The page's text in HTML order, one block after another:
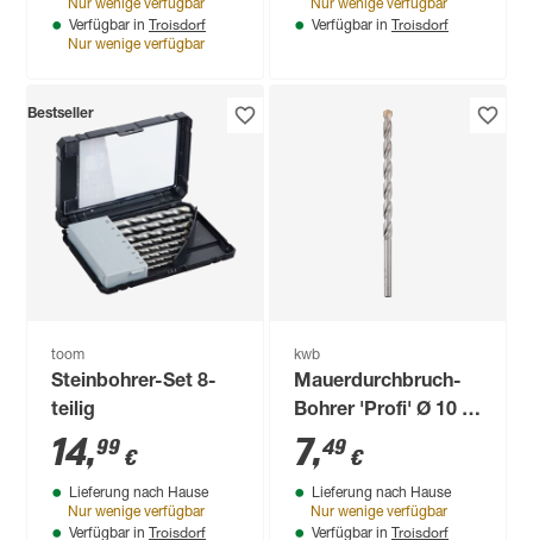
Nur wenige verfügbar
Verfügbar in Troisdorf
Nur wenige verfügbar
Nur wenige verfügbar
Verfügbar in Troisdorf
Bestseller
toom
Steinbohrer-Set 8-
teilig
14,99 €
Lieferung nach Hause
Nur wenige verfügbar
Verfügbar in Troisdorf
kwb
Mauerdurchbruch-
Bohrer 'Profi' Ø 10 x
200 mm
7,49 €
Lieferung nach Hause
Nur wenige verfügbar
Verfügbar in Troisdorf